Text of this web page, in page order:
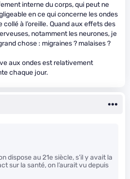
interne du corps, qui peut ne
en ce qui concerne les ondes
à l’oreille. Quand aux effets des
notamment les neurones, je
chose : migraines ? malaises ?
aux ondes est relativement
chaque jour.
dispose au 21e siècle, s’il y avait la
sur la santé, on l’aurait vu depuis